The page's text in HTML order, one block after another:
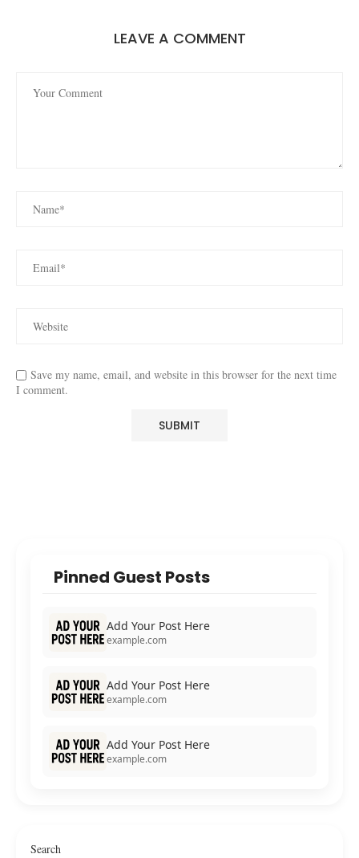
LEAVE A COMMENT
Save my name, email, and website in this browser for the next time
I comment.
Pinned Guest Posts
Add Your Post Here
example.com
Add Your Post Here
example.com
Add Your Post Here
example.com
Search